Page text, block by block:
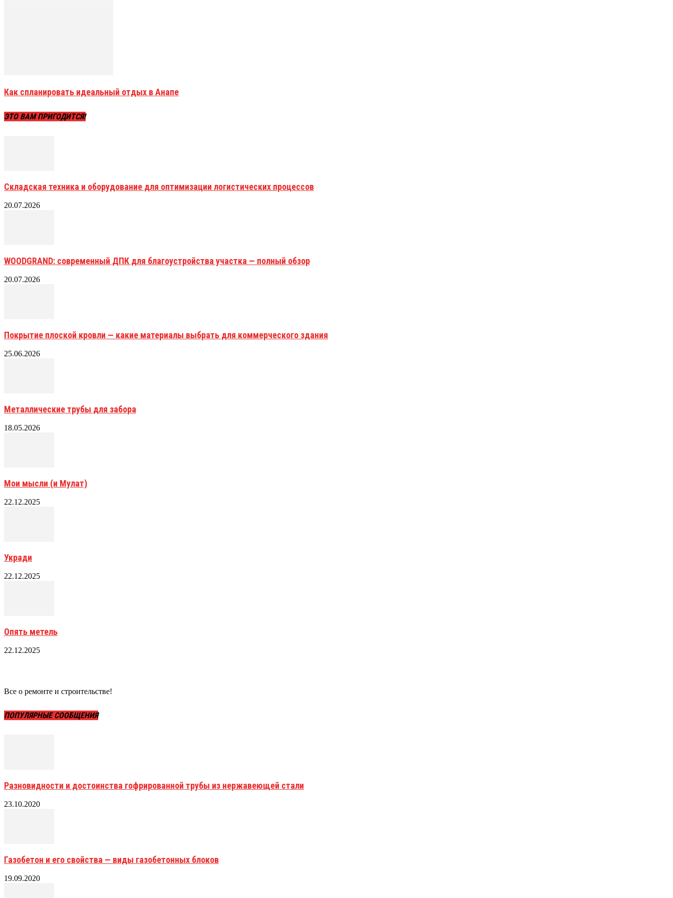
Как спланировать идеальный отдых в Анапе
ЭТО ВАМ ПРИГОДИТСЯ!
Складская техника и оборудование для оптимизации логистических процессов
20.07.2026
WOODGRAND: современный ДПК для благоустройства участка — полный обзор
20.07.2026
Покрытие плоской кровли — какие материалы выбрать для коммерческого здания
25.06.2026
Металлические трубы для забора
18.05.2026
Мои мысли (и Мулат)
22.12.2025
Укради
22.12.2025
Опять метель
22.12.2025
Все о ремонте и строительстве!
ПОПУЛЯРНЫЕ СООБЩЕНИЯ
Разновидности и достоинства гофрированной трубы из нержавеющей стали
23.10.2020
Газобетон и его свойства — виды газобетонных блоков
19.09.2020